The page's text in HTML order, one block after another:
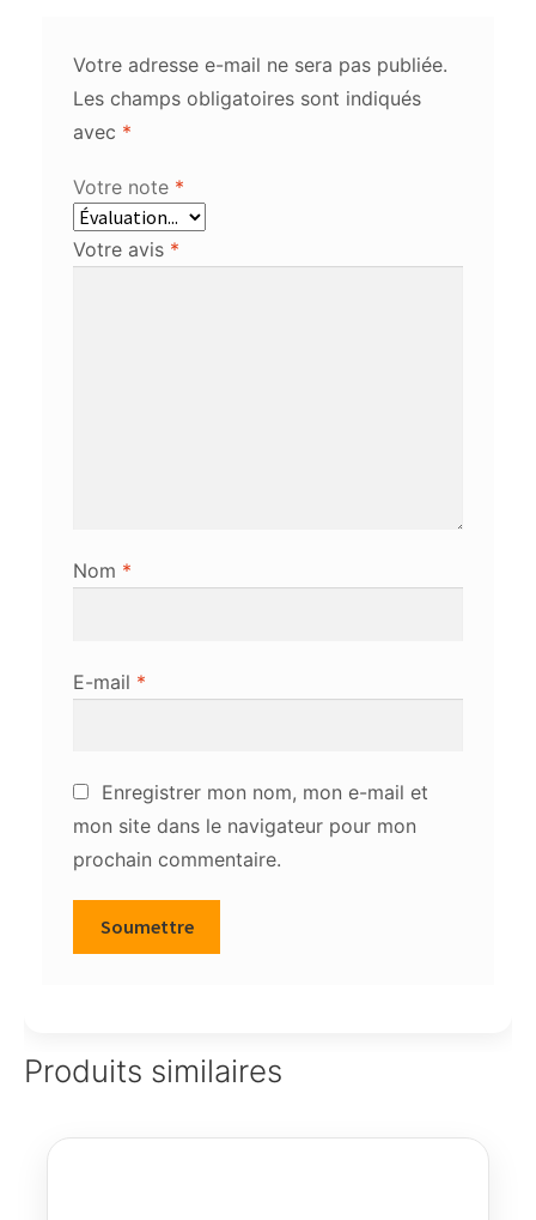
Votre adresse e-mail ne sera pas publiée.
Les champs obligatoires sont indiqués
avec *
Votre note *
Votre avis *
Nom *
E-mail *
Enregistrer mon nom, mon e-mail et
mon site dans le navigateur pour mon
prochain commentaire.
Produits similaires